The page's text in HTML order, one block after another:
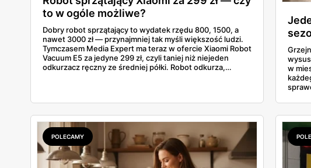
to w ogóle możliwe?
Dobry robot sprzątający to wydatek rzędu 800, 1500, a
nawet 3000 zł — przynajmniej tak myśli większość ludzi.
Tymczasem Media Expert ma teraz w ofercie Xiaomi Robot
Vacuum E5 za jedyne 299 zł, czyli taniej niż niejeden
odkurzacz ręczny ze średniej półki. Robot odkurza,
w
30%,
POLECAMY